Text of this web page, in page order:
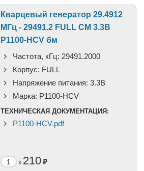
Кварцевый генератор 29.4912
МГц - 29491.2 FULL CM 3.3В
P1100-HCV бм
Частота, кГц: 29491.2000
Корпус: FULL
Напряжение питания: 3.3В
Марка: P1100-HCV
ТЕХНИЧЕСКАЯ ДОКУМЕНТАЦИЯ:
P1100-HCV.pdf
x 210₽